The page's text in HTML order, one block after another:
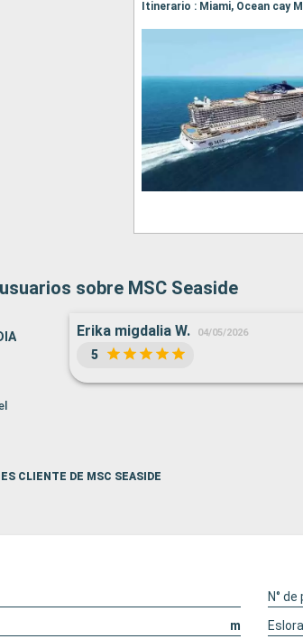
sobre MSC Seaside
Erika migdalia W. 04/05/2026
5
CLIENTE DE MSC SEASIDE
N°
m